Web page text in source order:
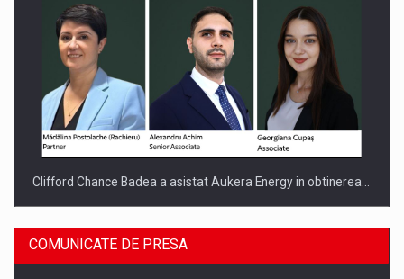
Clifford Chance Badea a asistat Aukera Energy in obtinerea…
COMUNICATE DE PRESA